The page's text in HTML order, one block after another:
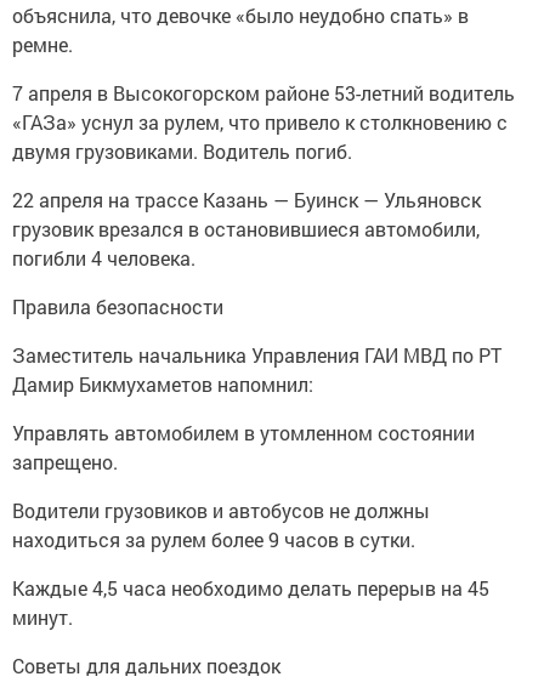
объяснила, что девочке «было неудобно спать» в
ремне.
7 апреля в Высокогорском районе 53-летний водитель
«ГАЗа» уснул за рулем, что привело к столкновению с
двумя грузовиками. Водитель погиб.
22 апреля на трассе Казань — Буинск — Ульяновск
грузовик врезался в остановившиеся автомобили,
погибли 4 человека.
Правила безопасности
Заместитель начальника Управления ГАИ МВД по РТ
Дамир Бикмухаметов напомнил:
Управлять автомобилем в утомленном состоянии
запрещено.
Водители грузовиков и автобусов не должны
находиться за рулем более 9 часов в сутки.
Каждые 4,5 часа необходимо делать перерыв на 45
минут.
Советы для дальних поездок